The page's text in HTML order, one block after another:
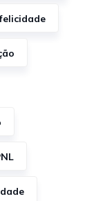
felicidade